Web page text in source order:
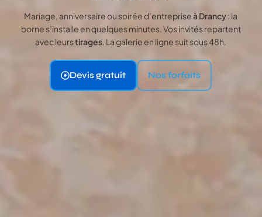
Mariage, anniversaire ou soirée d’entrepriseà Drancy: la
borne s’installe en quelques minutes. Vos invités repartent
avec leurstirages. La galerie en ligne suit sous 48h.
Devis gratuit Nos forfaits